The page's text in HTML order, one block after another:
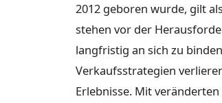
2012 geboren wurde, gilt
stehen vor der
langfristig an sich zu
Verkaufsstrategien
Erlebnisse. Mit